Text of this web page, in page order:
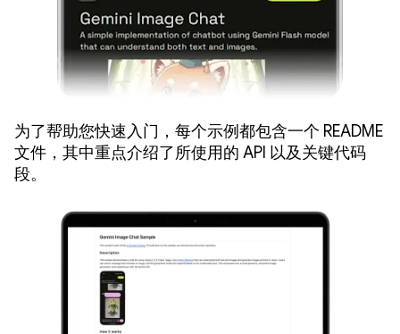
为了帮助您快速入门，每个示例都包含一个 README
文件，其中重点介绍了所使用的 API 以及关键代码
段。